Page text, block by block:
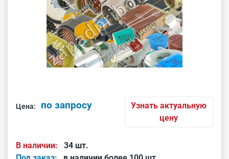
Цена: по запросу
Узнать актуальную
цену
В наличии:
34 шт.